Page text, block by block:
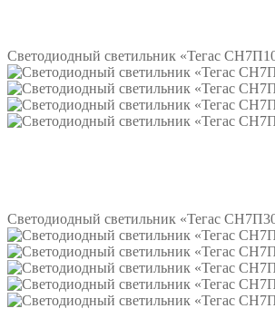
Светодиодный светильник «Тегас
Светодиодный светильник «Тегас